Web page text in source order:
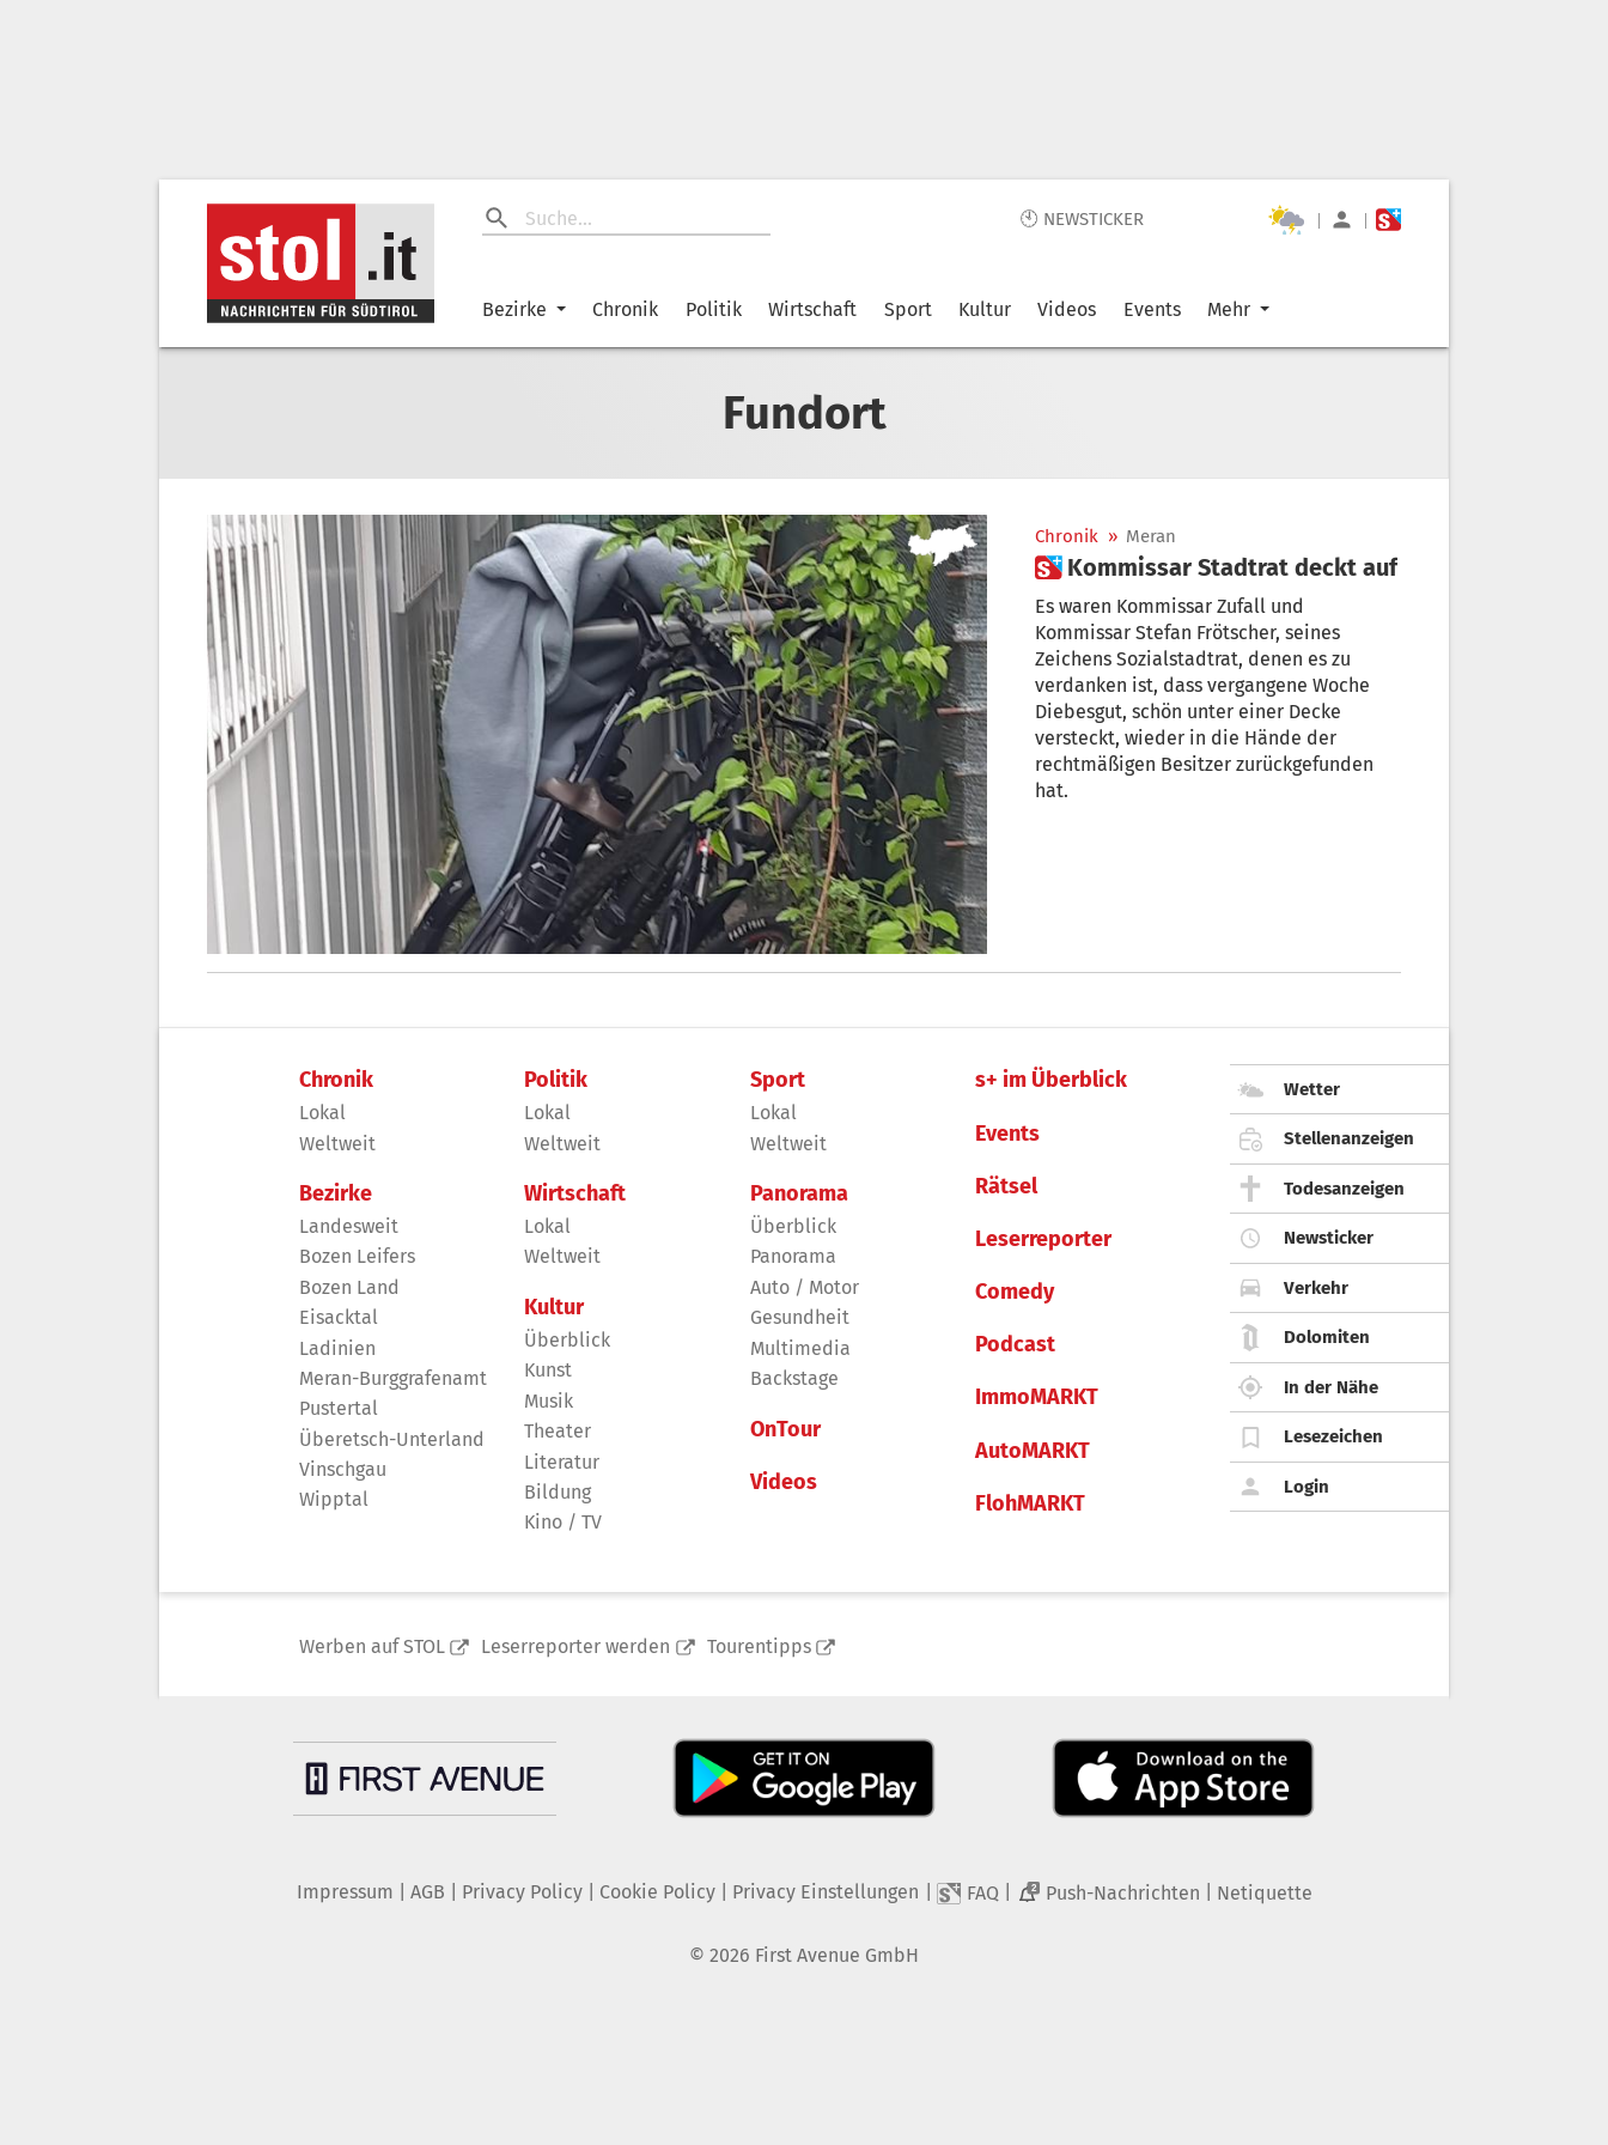
🕙 NEWSTICKER | |
Bezirke Chronik Politik Wirtschaft Sport Kultur Videos Events Mehr
Fundort
Chronik » Meran
 Kommissar Stadtrat deckt auf
Es waren Kommissar Zufall und
Kommissar Stefan Frötscher, seines
Zeichens Sozialstadtrat, denen es zu
verdanken ist, dass vergangene Woche
Diebesgut, schön unter einer Decke
versteckt, wieder in die Hände der
rechtmäßigen Besitzer zurückgefunden
hat.
Chronik
Lokal
Weltweit
Bezirke
Landesweit
Bozen Leifers
Bozen Land
Eisacktal
Ladinien
Meran-Burggrafenamt
Pustertal
Überetsch-Unterland
Vinschgau
Wipptal
Politik
Lokal
Weltweit
Wirtschaft
Lokal
Weltweit
Kultur
Überblick
Kunst
Musik
Theater
Literatur
Bildung
Kino / TV
Sport
Lokal
Weltweit
Panorama
Überblick
Panorama
Auto / Motor
Gesundheit
Multimedia
Backstage
OnTour
Videos
s+ im Überblick
Events
Rätsel
Leserreporter
Comedy
Podcast
ImmoMARKT
AutoMARKT
FlohMARKT
Wetter
Stellenanzeigen
Todesanzeigen
Newsticker
Verkehr
Dolomiten
In der Nähe
Lesezeichen
Login
Werben auf STOL Leserreporter werden Tourentipps
Impressum AGB Privacy Policy| Cookie Policy| Privacy Einstellungen FAQ 2 Push-Nachrichten Netiquette
© 2026 First Avenue GmbH